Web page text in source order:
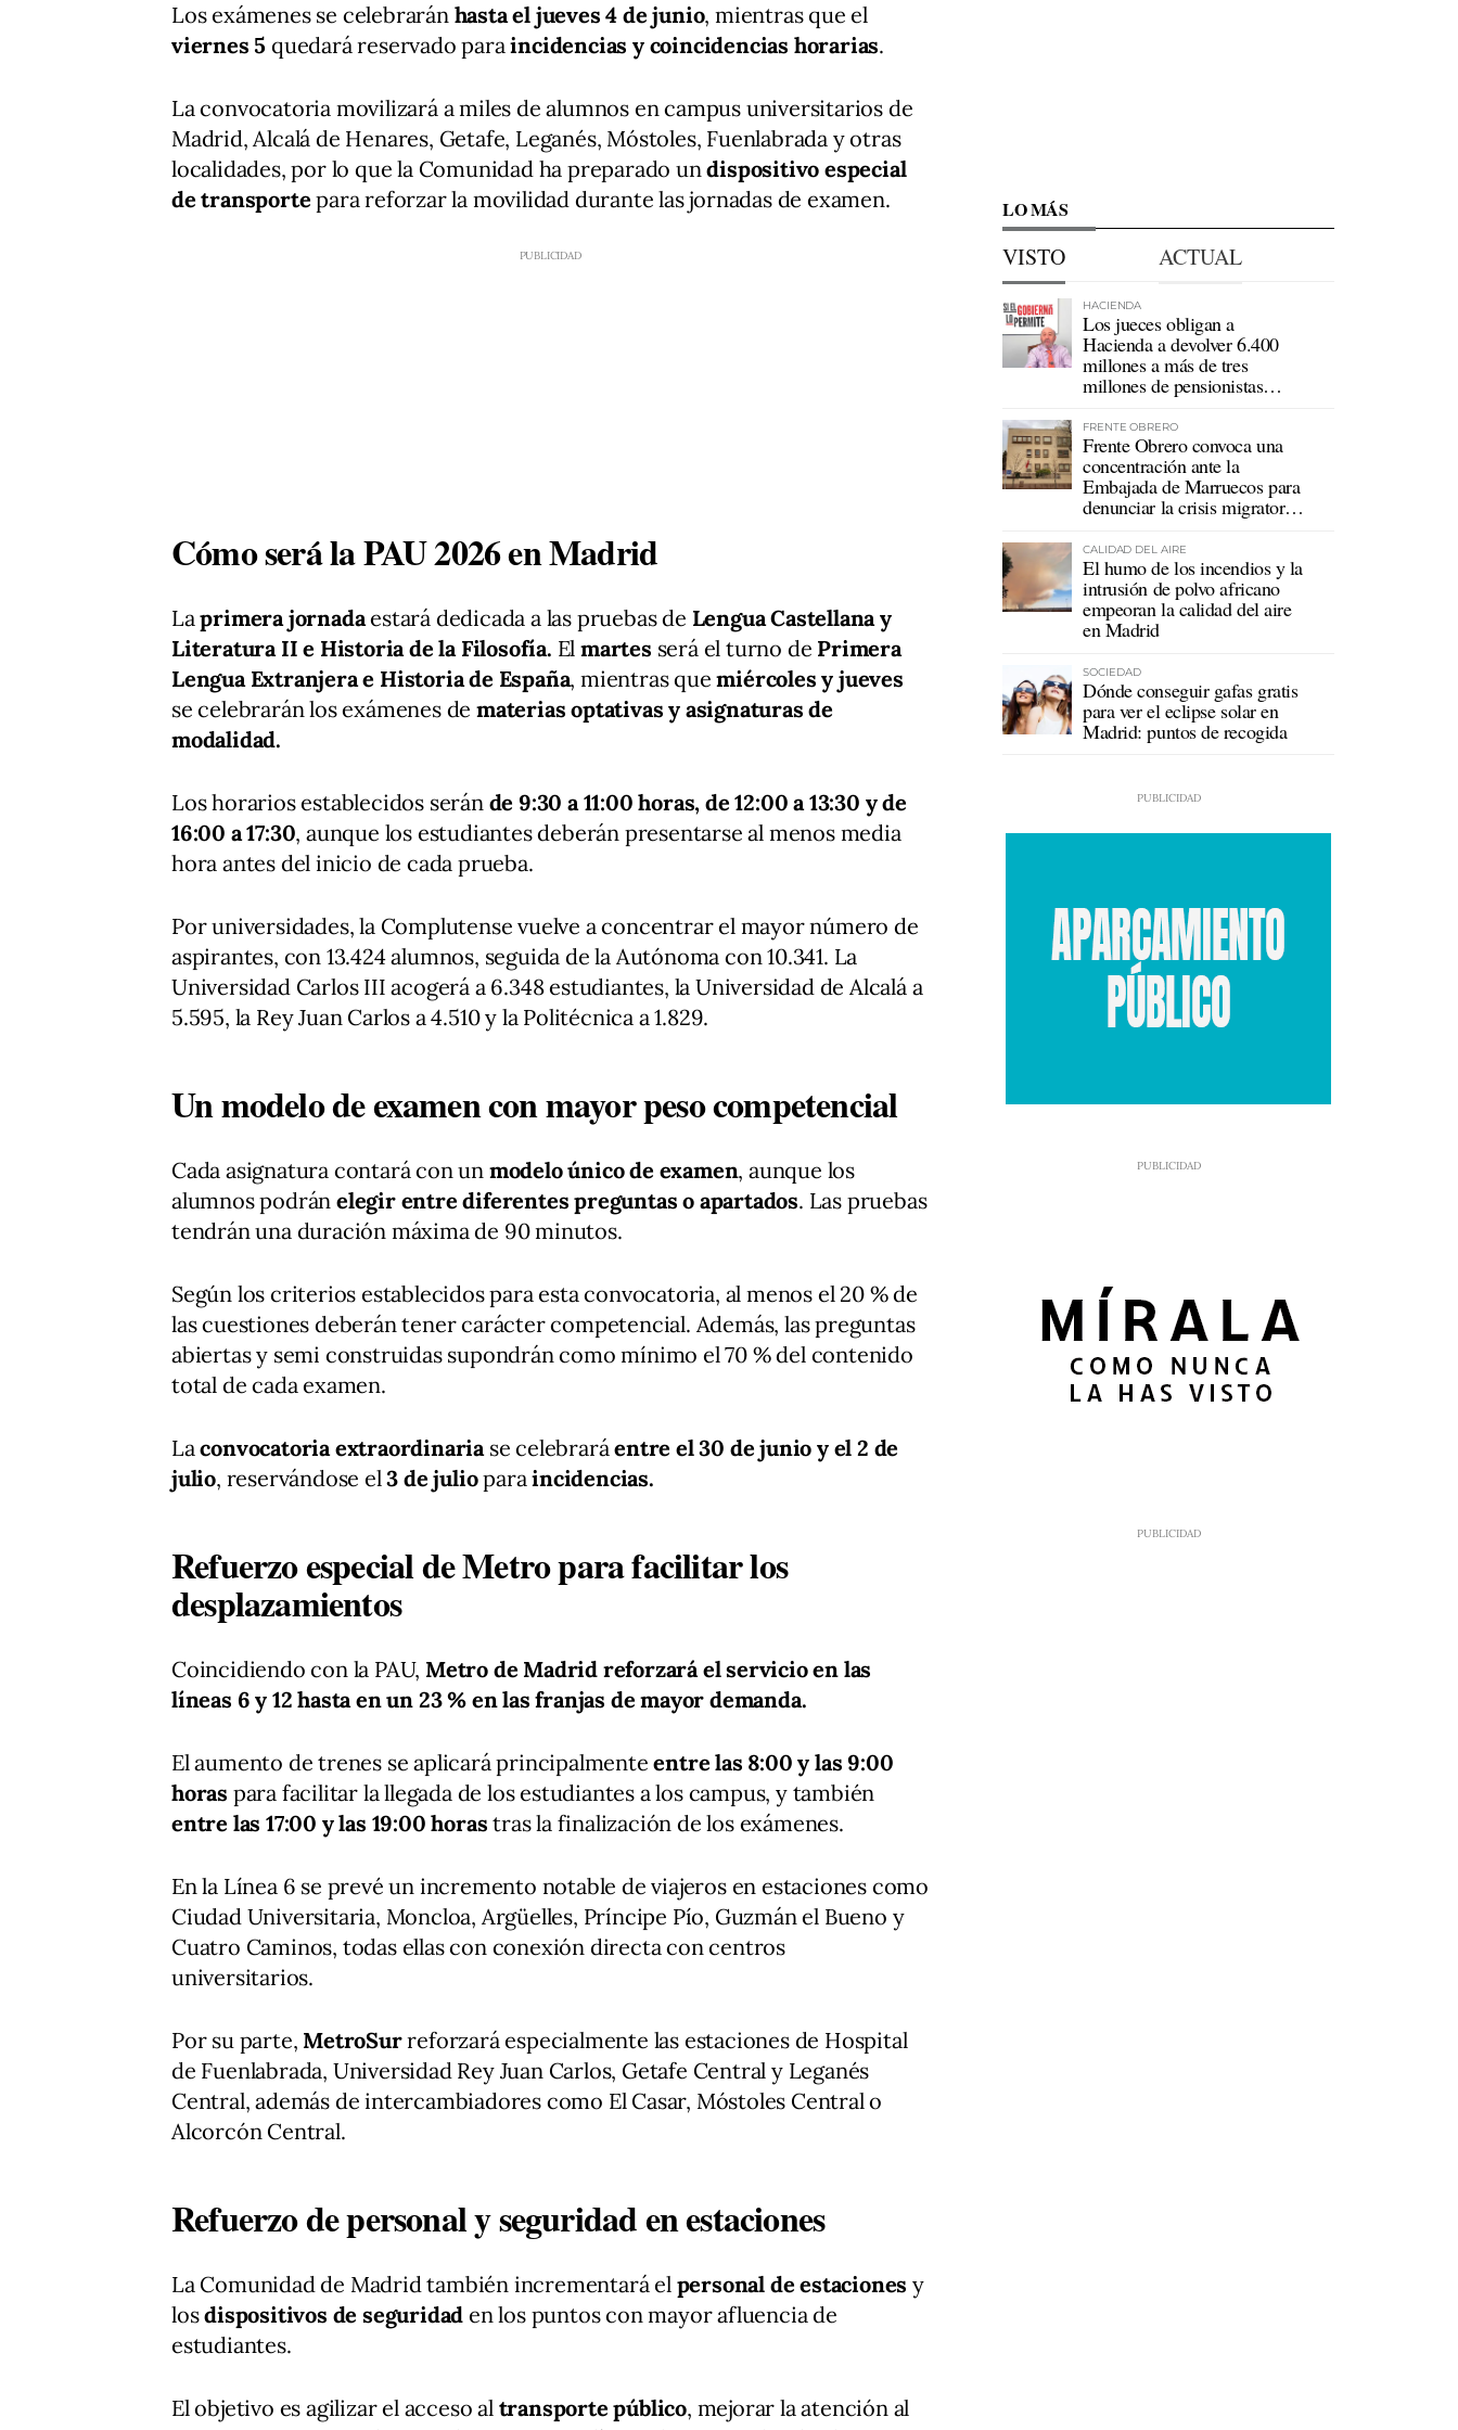
Los exámenes se celebrarán hasta el jueves 4 de junio, mientras que el
viernes 5 quedará reservado paraincidencias y coincidencias horarias.
La convocatoria movilizará a miles de alumnos en campus universitarios de
Madrid, Alcalá de Henares, Getafe, Leganés, Móstoles, Fuenlabrada y otras
localidades, por lo que la Comunidad ha preparado undispositivo especial
de transporte para reforzar la movilidad durante las jornadas de examen.
Cómo será la PAU 2026 en Madrid
Laprimera jornadaestará dedicada a las pruebas de Lengua Castellana y
Literatura II e Historia de la Filosofía. Elmartes será el turno de Primera
Lengua Extranjera e Historia de España, mientras quemiércoles y jueves
se celebrarán los exámenes dematerias optativas y asignaturas de
modalidad.
Los horarios establecidos serán de 9:30 a 11:00 horas, de 12:00 a 13:30 y de
16:00 a 17:30, aunque los estudiantes deberán presentarse al menos media
hora antes del inicio de cada prueba.
Por universidades, la Complutense vuelve a concentrar el mayor número de
aspirantes, con 13.424 alumnos, seguida de la Autónoma con 10.341. La
Universidad Carlos III acogerá a 6.348 estudiantes, la Universidad de Alcalá a
5.595, la Rey Juan Carlos a 4.510 y la Politécnica a 1.829.
Un modelo de examen con mayor peso competencial
Cada asignatura contará con un modelo único de examen, aunque los
alumnos podránelegir entre diferentes preguntas o apartados. Las pruebas
tendrán una duración máxima de 90 minutos.
Según los criterios establecidos para esta convocatoria, al menos el 20 % de
las cuestiones deberán tener carácter competencial. Además, las preguntas
abiertas y semi construidas supondrán como mínimo el 70 % del contenido
total de cada examen.
Laconvocatoria extraordinaria se celebraráentre el 30 de junio y el 2 de
julio, reservándose el3 de julioparaincidencias.
Refuerzo especial de Metro para facilitar los
desplazamientos
Coincidiendo con la PAU, Metro de Madrid reforzará el servicio en las
líneas 6 y 12 hasta en un 23 % en las franjas de mayor demanda.
El aumento de trenes se aplicará principalmente entre las 8:00 y las 9:00
horas para facilitar la llegada de los estudiantes a los campus, y también
entre las 17:00 y las 19:00 horas tras la finalización de los exámenes.
En la Línea 6 se prevé un incremento notable de viajeros en estaciones como
Ciudad Universitaria, Moncloa, Argüelles, Príncipe Pío, Guzmán el Bueno y
Cuatro Caminos, todas ellas con conexión directa con centros
universitarios.
Por su parte, MetroSurreforzará especialmente las estaciones de Hospital
de Fuenlabrada, Universidad Rey Juan Carlos, Getafe Central y Leganés
Central, además de intercambiadores como El Casar, Móstoles Central o
Alcorcón Central.
Refuerzo de personal y seguridad en estaciones
La Comunidad de Madrid también incrementará el personal de estaciones y
losdispositivos de seguridad en los puntos con mayor afluencia de
estudiantes.
El objetivo es agilizar el acceso al transporte público, mejorar la atención al
LO MÁS
VISTO ACTUAL
HACIENDA
Los jueces obligan a
Hacienda a devolver 6.400
millones a más de tres
millones de pensionistas
FRENTE OBRERO
Frente Obrero convoca una
concentración ante la
Embajada de Marruecos para
denunciar la crisis migratoria
CALIDAD DEL AIRE
El humo de los incendios y la
intrusión de polvo africano
empeoran la calidad del aire
en Madrid
SOCIEDAD
Dónde conseguir gafas gratis
para ver el eclipse solar en
Madrid: puntos de recogida